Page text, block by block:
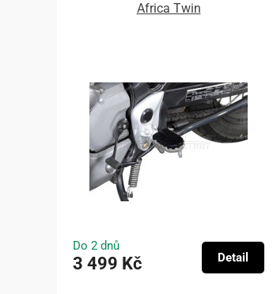
Africa Twin
Do 2 dnů
3 499 Kč Detail